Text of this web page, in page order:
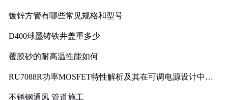
镀锌方管有哪些常见规格和型号
D400球墨铸铁井盖重多少
覆膜砂的耐高温性能如何
RU7088R功率MOSFET特性解析及其在可调电源设计中的
不锈钢通风 管道施工